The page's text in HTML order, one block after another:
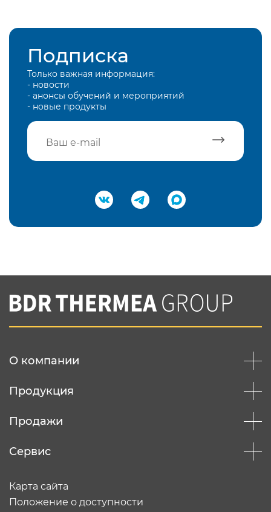
Подписка
Только важная информация:
- новости
- анонсы обучений и мероприятий
- новые продукты
Подтвердить e-mail
Вы соглашаетесь с нашей политикой
конфеденциальности
О компании
Продукция
Продажи
Сервис
Карта сайта
Положение о доступности